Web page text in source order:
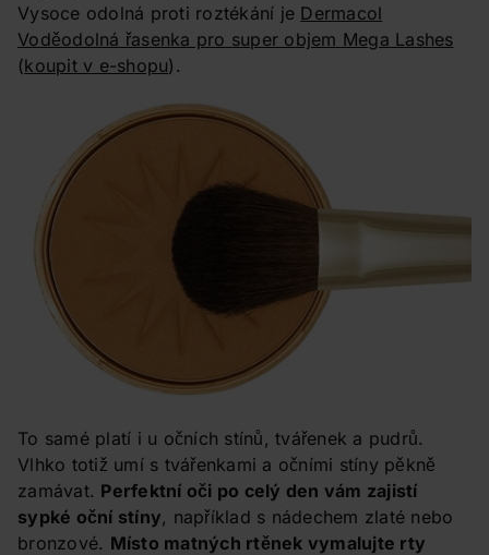
Vysoce odolná proti roztékání je Dermacol
Voděodolná řasenka pro super objem Mega Lashes
(koupit v e-shopu).
To samé platí i u očních stínů, tvářenek a pudrů.
Vlhko totiž umí s tvářenkami a očními stíny pěkně
zamávat. Perfektní oči po celý den vám zajistí
sypké oční stíny, například s nádechem zlaté nebo
bronzové. Místo matných rtěnek vymalujte rty